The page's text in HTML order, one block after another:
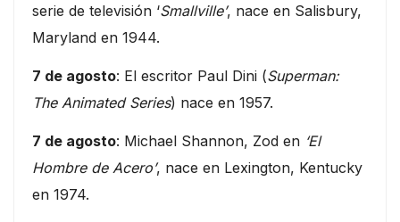
serie de televisión ‘Smallville’, nace en Salisbury,
Maryland en 1944.
7 de agosto: El escritor Paul Dini (Superman:
The Animated Series) nace en 1957.
7 de agosto: Michael Shannon, Zod en ‘El
Hombre de Acero’, nace en Lexington, Kentucky
en 1974.